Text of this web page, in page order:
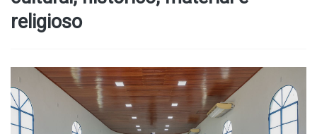
religioso